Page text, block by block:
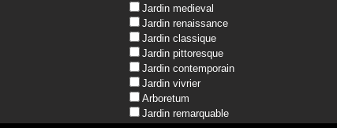
Jardin medieval
Jardin renaissance
Jardin classique
Jardin pittoresque
Jardin contemporain
Jardin vivrier
Arboretum
Jardin remarquable